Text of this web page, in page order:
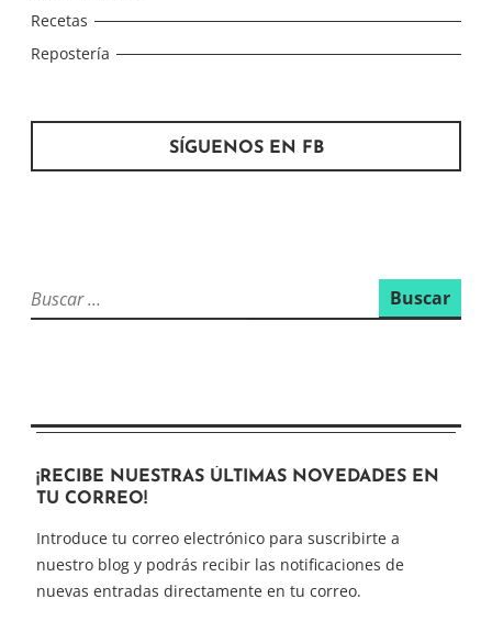
Recetas
Repostería
SÍGUENOS EN FB
Buscar:
¡RECIBE NUESTRAS ÚLTIMAS NOVEDADES EN
TU CORREO!
Introduce tu correo electrónico para suscribirte a
nuestro blog y podrás recibir las notificaciones de
nuevas entradas directamente en tu correo.